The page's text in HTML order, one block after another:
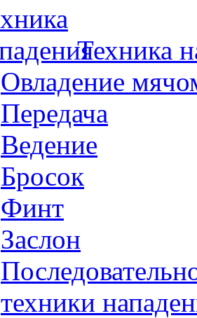
Техника
Овладение
Передача
Ведение
Бросок
Финт
Заслон
техники